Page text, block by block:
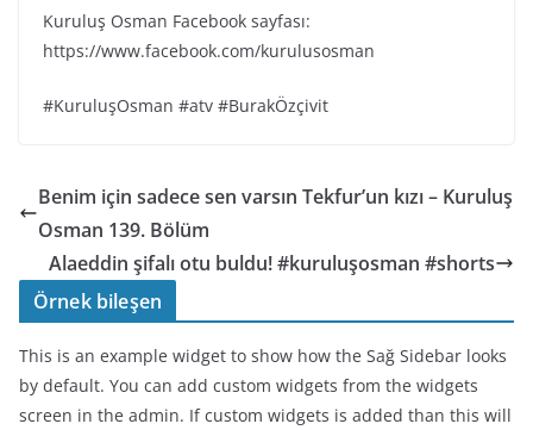
Kuruluş Osman Facebook sayfası:
https://www.facebook.com/kurulusosman
#KuruluşOsman #atv #BurakÖzçivit
Benim için sadece sen varsın Tekfur’un kızı – Kuruluş
Osman 139. Bölüm
Alaeddin şifalı otu buldu! #kuruluşosman #shorts
Örnek bileşen
This is an example widget to show how the Sağ Sidebar looks
by default. You can add custom widgets from the widgets
screen in the admin. If custom widgets is added than this will